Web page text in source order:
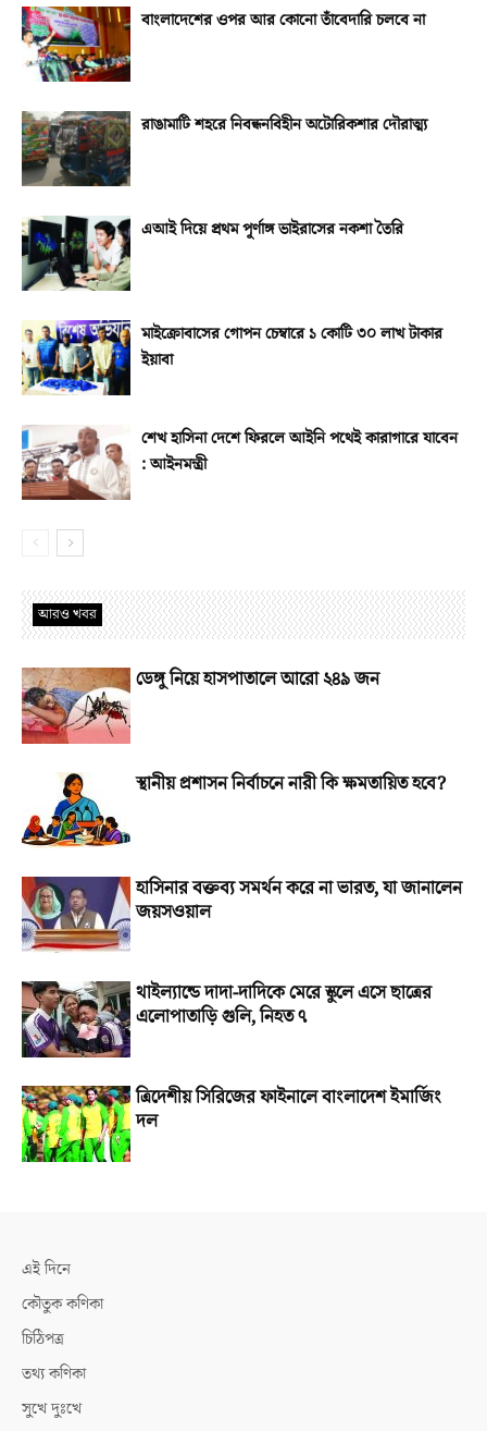
বাংলাদেশের ওপর আর কোনো তাঁবেদারি চলবে না
রাঙামাটি শহরে নিবন্ধনবিহীন অটোরিকশার দৌরাত্ম্য
এআই দিয়ে প্রথম পূর্ণাঙ্গ ভাইরাসের নকশা তৈরি
মাইক্রোবাসের গোপন চেম্বারে ১ কোটি ৩০ লাখ টাকার
ইয়াবা
শেখ হাসিনা দেশে ফিরলে আইনি পথেই কারাগারে যাবেন
: আইনমন্ত্রী
আরও খবর
ডেঙ্গু নিয়ে হাসপাতালে আরো ২৪৯ জন
স্থানীয় প্রশাসন নির্বাচনে নারী কি ক্ষমতায়িত হবে?
হাসিনার বক্তব্য সমর্থন করে না ভারত, যা জানালেন
জয়সওয়াল
থাইল্যান্ডে দাদা-দাদিকে মেরে স্কুলে এসে ছাত্রের
এলোপাতাড়ি গুলি, নিহত ৭
ত্রিদেশীয় সিরিজের ফাইনালে বাংলাদেশ ইমার্জিং
দল
এই দিনে
কৌতুক কণিকা
চিঠিপত্র
তথ্য কণিকা
সুখে দুঃখে